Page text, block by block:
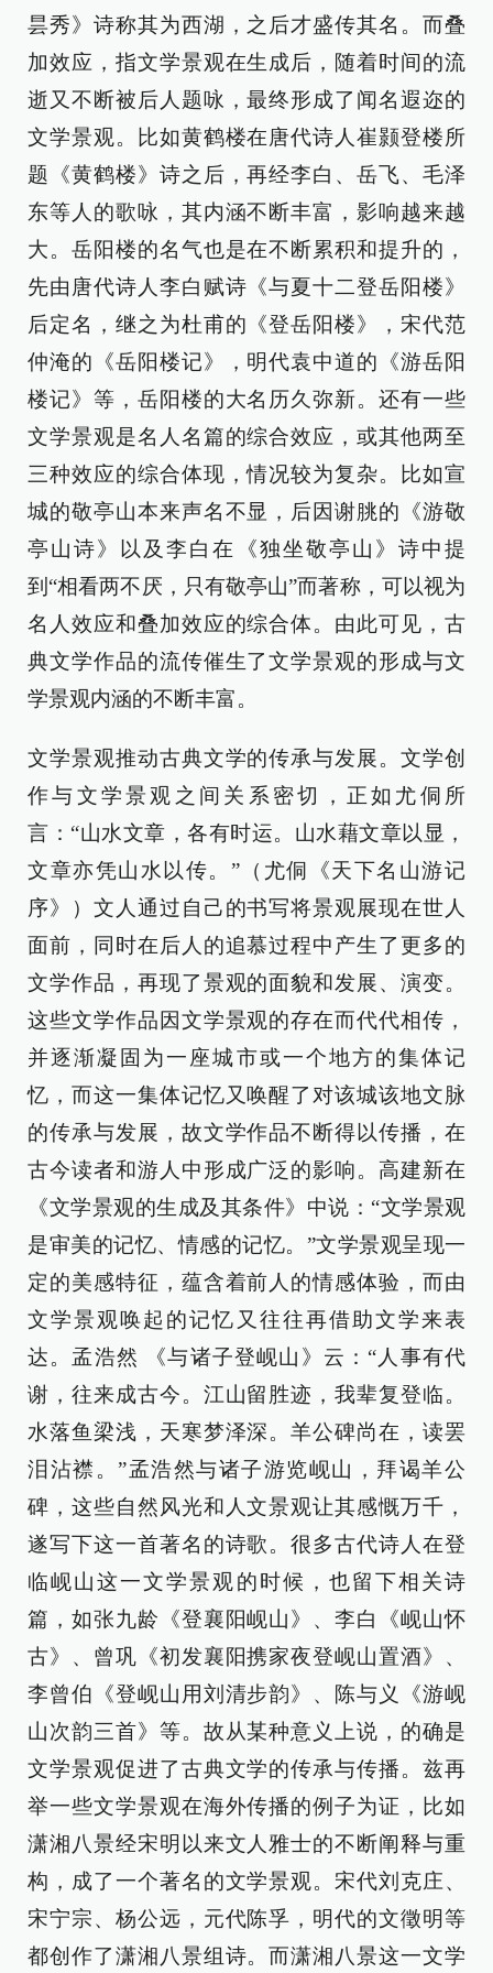
昙秀》诗称其为西湖，之后才盛传其名。而叠
加效应，指文学景观在生成后，随着时间的流
逝又不断被后人题咏，最终形成了闻名遐迩的
文学景观。比如黄鹤楼在唐代诗人崔颢登楼所
题《黄鹤楼》诗之后，再经李白、岳飞、毛泽
东等人的歌咏，其内涵不断丰富，影响越来越
大。岳阳楼的名气也是在不断累积和提升的，
先由唐代诗人李白赋诗《与夏十二登岳阳楼》
后定名，继之为杜甫的《登岳阳楼》，宋代范
仲淹的《岳阳楼记》，明代袁中道的《游岳阳
楼记》等，岳阳楼的大名历久弥新。还有一些
文学景观是名人名篇的综合效应，或其他两至
三种效应的综合体现，情况较为复杂。比如宣
城的敬亭山本来声名不显，后因谢朓的《游敬
亭山诗》以及李白在《独坐敬亭山》诗中提
到“相看两不厌，只有敬亭山”而著称，可以视为
名人效应和叠加效应的综合体。由此可见，古
典文学作品的流传催生了文学景观的形成与文
学景观内涵的不断丰富。
文学景观推动古典文学的传承与发展。文学创
作与文学景观之间关系密切，正如尤侗所
言：“山水文章，各有时运。山水藉文章以显，
文章亦凭山水以传。”（尤侗《天下名山游记
序》）文人通过自己的书写将景观展现在世人
面前，同时在后人的追慕过程中产生了更多的
文学作品，再现了景观的面貌和发展、演变。
这些文学作品因文学景观的存在而代代相传，
并逐渐凝固为一座城市或一个地方的集体记
忆，而这一集体记忆又唤醒了对该城该地文脉
的传承与发展，故文学作品不断得以传播，在
古今读者和游人中形成广泛的影响。高建新在
《文学景观的生成及其条件》中说：“文学景观
是审美的记忆、情感的记忆。”文学景观呈现一
定的美感特征，蕴含着前人的情感体验，而由
文学景观唤起的记忆又往往再借助文学来表
达。孟浩然 《与诸子登岘山》云：“人事有代
谢，往来成古今。江山留胜迹，我辈复登临。
水落鱼梁浅，天寒梦泽深。羊公碑尚在，读罢
泪沾襟。”孟浩然与诸子游览岘山，拜谒羊公
碑，这些自然风光和人文景观让其感慨万千，
遂写下这一首著名的诗歌。很多古代诗人在登
临岘山这一文学景观的时候，也留下相关诗
篇，如张九龄《登襄阳岘山》、李白《岘山怀
古》、曾巩《初发襄阳携家夜登岘山置酒》、
李曾伯《登岘山用刘清步韵》、陈与义《游岘
山次韵三首》等。故从某种意义上说，的确是
文学景观促进了古典文学的传承与传播。兹再
举一些文学景观在海外传播的例子为证，比如
潇湘八景经宋明以来文人雅士的不断阐释与重
构，成了一个著名的文学景观。宋代刘克庄、
宋宁宗、杨公远，元代陈孚，明代的文徵明等
都创作了潇湘八景组诗。而潇湘八景这一文学